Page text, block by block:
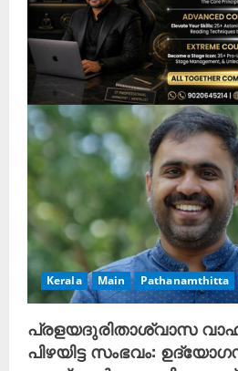
Kerala Main Pathanamthitta
പ്രളയദുരിതാശ്വാസ
പിഴയിട്ട സംഭവം: